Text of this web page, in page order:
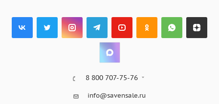
8 800 707-75-76
info@savensale.ru